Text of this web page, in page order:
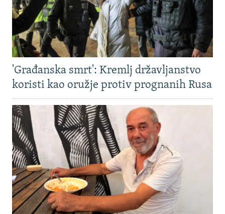
'Građanska smrt': Kremlj državljanstvo
koristi kao oružje protiv prognanih Rusa